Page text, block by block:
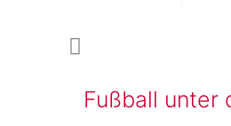
Fußball unter